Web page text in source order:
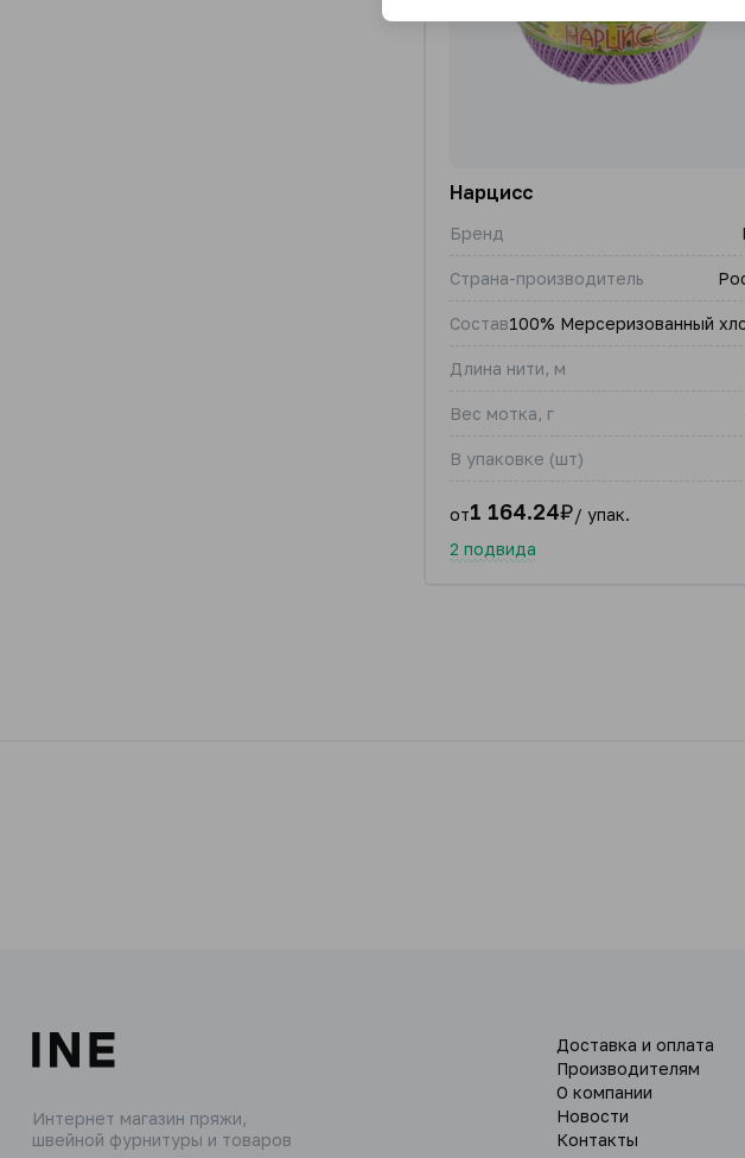
Нарцисс
Бренд
Страна-производитель
Состав100% Мерсеризованный
Длина нити, м
Вес мотка, г
В упаковке (шт)
от1 164.24₽/ упак.
2 подвида
Интернет магазин пряжи,
швейной фурнитуры и товаров
Доставка и оплата
Производителям
О компании
Новости
Контакты